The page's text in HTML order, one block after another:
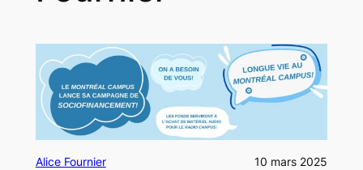
Alice Fournier 10 mars 2025